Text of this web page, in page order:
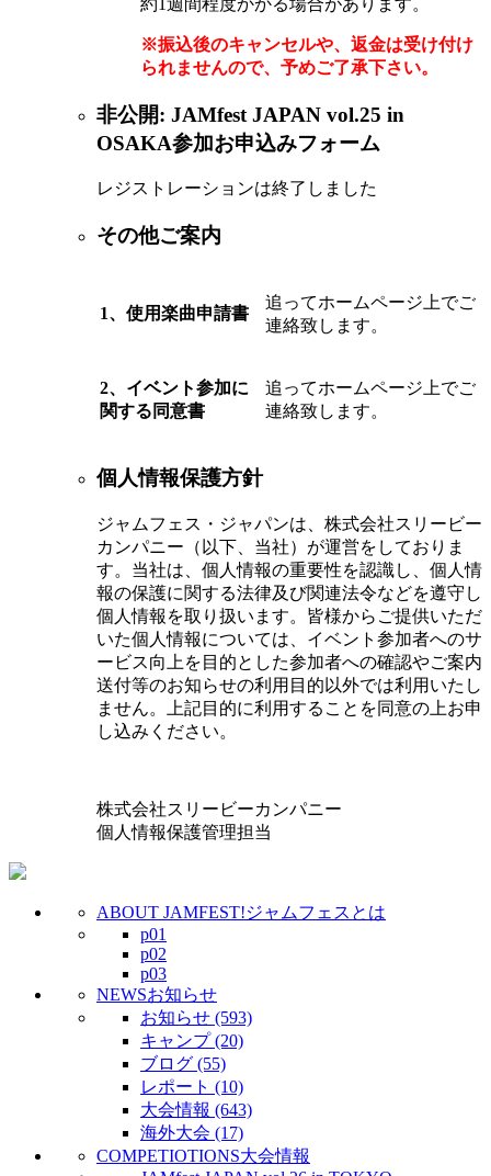
※振込後のキャンセルや、返金は受け付け
られませんので、予めご了承下さい。
非公開: JAMfest JAPAN vol.25 in
OSAKA参加お申込みフォーム
レジストレーションは終了しました
その他ご案内
1、使用楽曲申請書
追ってホームページ上でご
連絡致します。
2、イベント参加に
関する同意書
追ってホームページ上でご
連絡致します。
個人情報保護方針
ジャムフェス・ジャパンは、株式会社スリービー
カンパニー（以下、当社）が運営をしておりま
す。当社は、個人情報の重要性を認識し、個人情
報の保護に関する法律及び関連法令などを遵守し
個人情報を取り扱います。皆様からご提供いただ
いた個人情報については、イベント参加者へのサ
ービス向上を目的とした参加者への確認やご案内
送付等のお知らせの利用目的以外では利用いたし
ません。上記目的に利用することを同意の上お申
し込みください。
株式会社スリービーカンパニー
個人情報保護管理担当
ABOUT JAMFEST!ジャムフェスとは
p01
p02
p03
NEWSお知らせ
お知らせ (593)
キャンプ (20)
ブログ (55)
レポート (10)
大会情報 (643)
海外大会 (17)
COMPETIOTIONS大会情報